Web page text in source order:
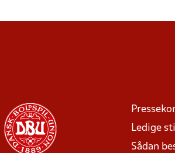
Ledige
Sådan